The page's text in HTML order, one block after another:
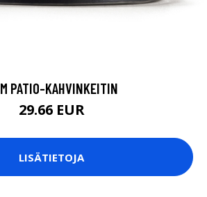
PATIO-KAHVINKEITIN
29.66 EUR
LISÄTIETOJA